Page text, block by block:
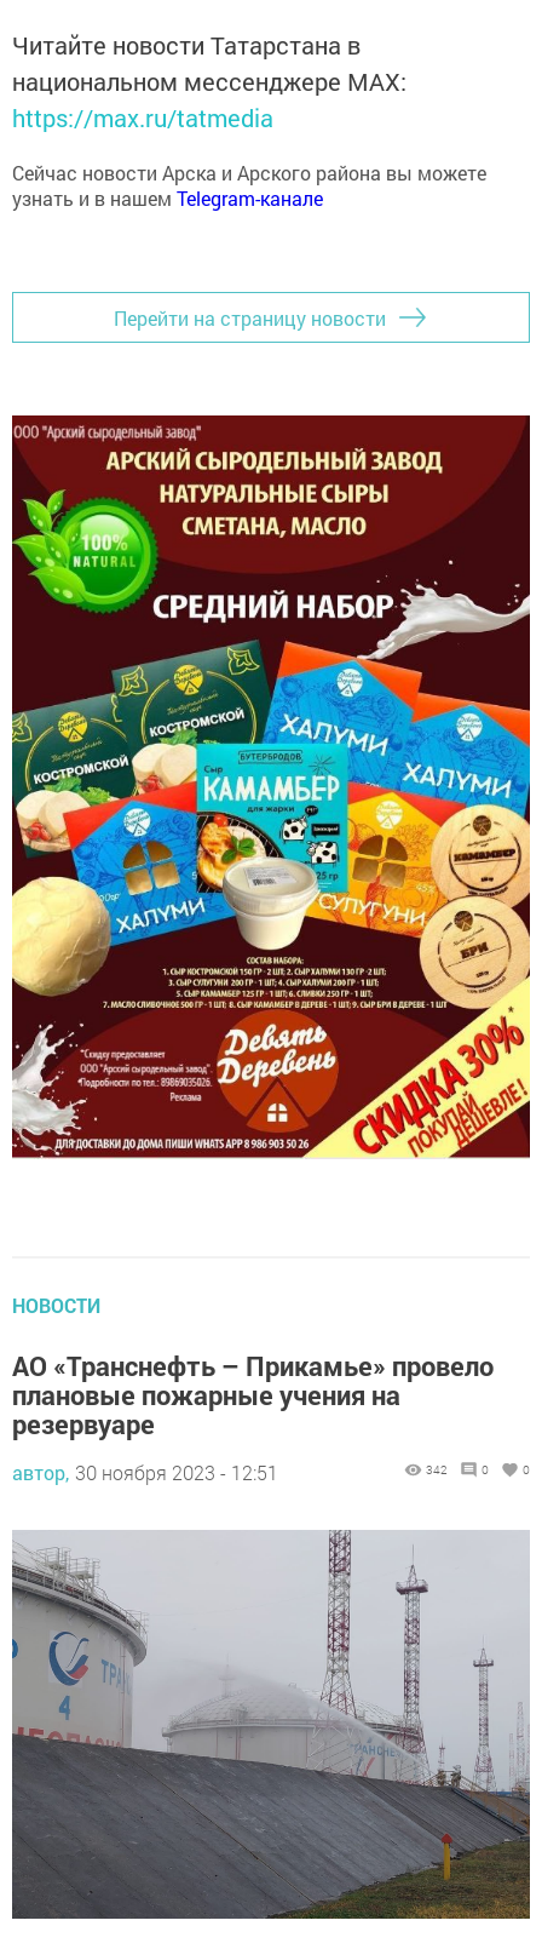
Читайте новости Татарстана в
национальном мессенджере MАХ:
https://max.ru/tatmedia
Сейчас новости Арска и Арского района вы можете
узнать и в нашемTelegram-канале
Перейти на страницу новости
АО «Транснефть – Прикамье» провело
плановые пожарные учения на
резервуаре